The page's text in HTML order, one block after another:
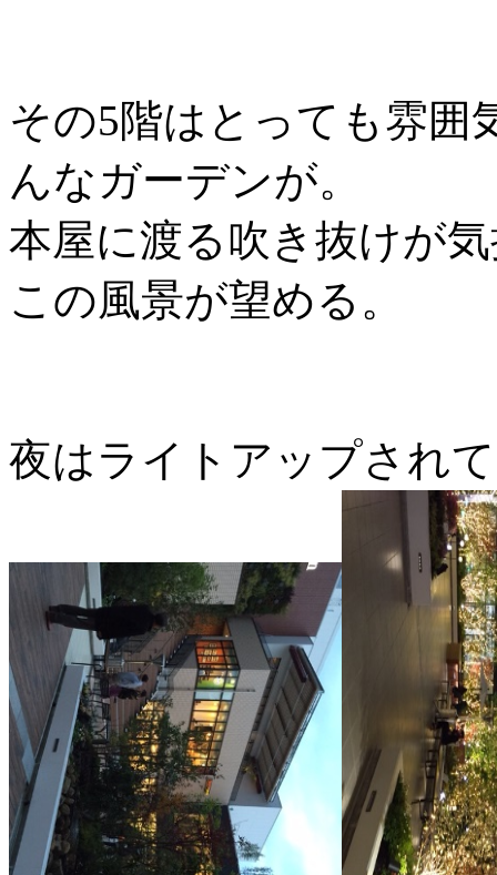
その5階はとっても雰囲
んなガーデンが。
本屋に渡る吹き抜けが
この風景が望める。
夜はライトアップされ